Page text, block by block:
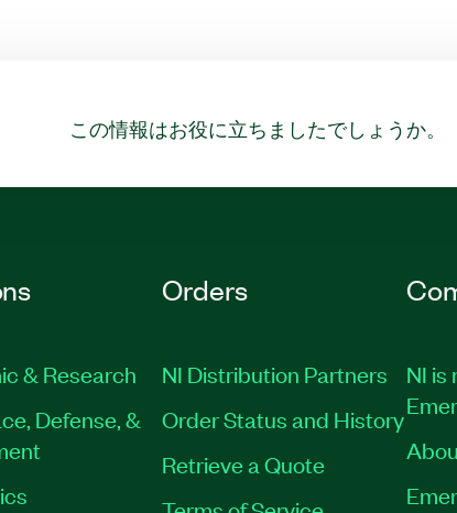
この情報はお役に立ちましたでしょうか。
& Research
Defense, &
Orders
NI Distribution Partners
Order Status and History
Retrieve a Quote
NI is